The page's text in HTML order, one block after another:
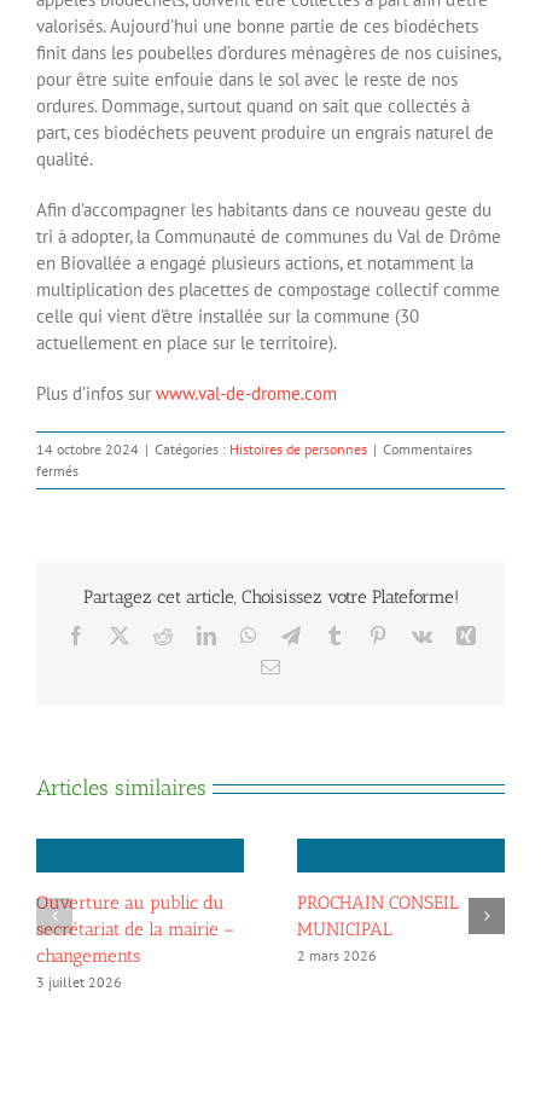
valorisés. Aujourd’hui une bonne partie de ces biodéchets
finit dans les poubelles d’ordures ménagères de nos cuisines,
pour être suite enfouie dans le sol avec le reste de nos
ordures. Dommage, surtout quand on sait que collectés à
part, ces biodéchets peuvent produire un engrais naturel de
qualité.
Afin d’accompagner les habitants dans ce nouveau geste du
tri à adopter, la Communauté de communes du Val de Drôme
en Biovallée a engagé plusieurs actions, et notamment la
multiplication des placettes de compostage collectif comme
celle qui vient d’être installée sur la commune (30
actuellement en place sur le territoire).
Plus d’infos sur www.val-de-drome.com
14 octobre 2024 | Catégories : Histoires de personnes | Commentaires
ferméssur
Nouvelle
Partagez cet article, Choisissez votre Plateforme!
Facebook RedditLinkedInWhatsApp
TelegramTumblr Pinterest
Vk
Email
Articles similaires
Ouverture au public du
secrétariat de la mairie –
changements
3 juillet 2026
PROCHAIN CONSEIL
MUNICIPAL
2 mars 2026